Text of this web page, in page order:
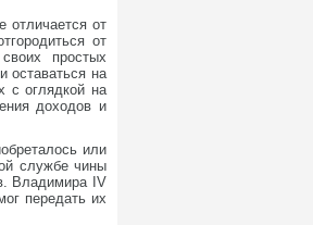
отличается от
от
простых
оставаться на
с оглядкой на
доходов и
или
службе чины
Владимира IV
передать их